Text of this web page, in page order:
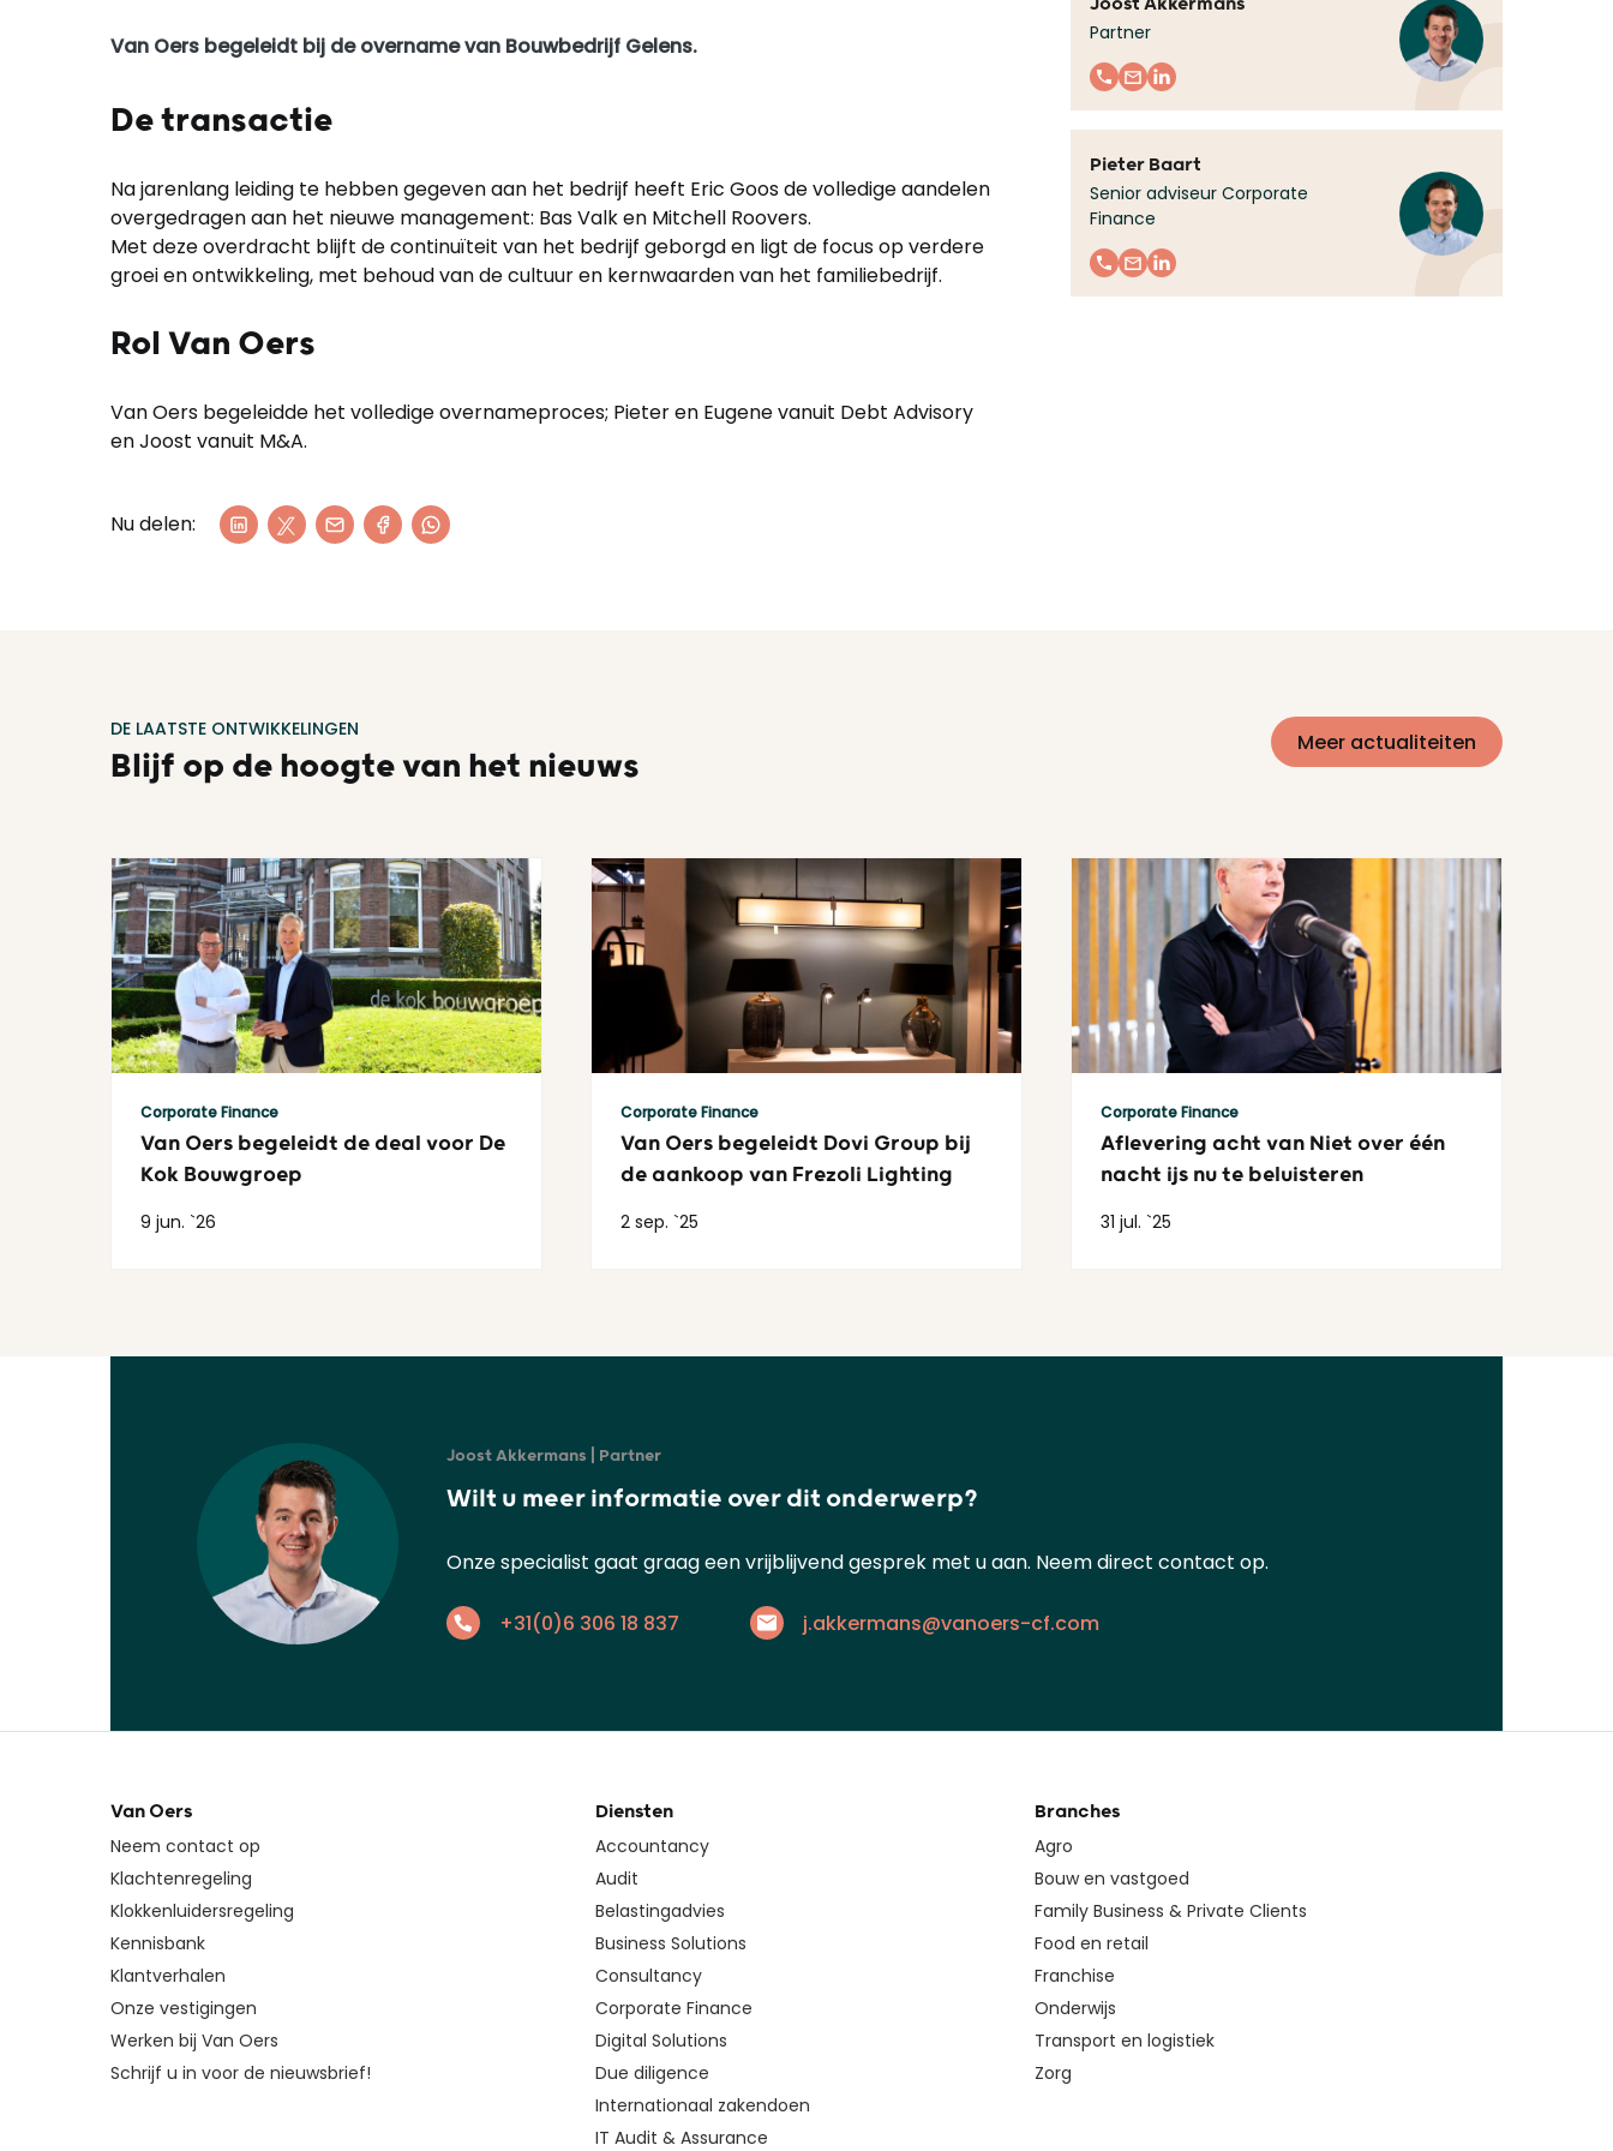
Van Oers begeleidt bij de overname van Bouwbedrijf Gelens.
De transactie
Na jarenlang leiding te hebben gegeven aan het bedrijf heeft Eric Goos de volledige aandelen
overgedragen aan het nieuwe management: Bas Valk en Mitchell Roovers.
Met deze overdracht blijft de continuïteit van het bedrijf geborgd en ligt de focus op verdere
groei en ontwikkeling, met behoud van de cultuur en kernwaarden van het familiebedrijf.
Rol Van Oers
Van Oers begeleidde het volledige overnameproces; Pieter en Eugene vanuit Debt Advisory
en Joost vanuit M&A.
Partner
Pieter Baart
Senior adviseur Corporate
Finance
Nu delen:
Verzenden
DE LAATSTE ONTWIKKELINGEN
Blijf op de hoogte van het nieuws
Meer actualiteiten
Corporate Finance
Van Oers begeleidt de deal voor De
Kok Bouwgroep
9 jun. `26
Corporate Finance
Van Oers begeleidt Dovi Group bij
de aankoop van Frezoli Lighting
2 sep. `25
Corporate Finance
Aflevering acht van Niet over één
nacht ijs nu te beluisteren
31 jul. `25
Joost Akkermans | Partner
Wilt u meer informatie over dit onderwerp?
Onze specialist gaat graag een vrijblijvend gesprek met u aan. Neem direct contact op.
+31(0)6 306 18 837 j.akkermans@vanoers-cf.com
Van Oers
Neem contact op
Klachtenregeling
Klokkenluidersregeling
Kennisbank
Klantverhalen
Onze vestigingen
Werken bij Van Oers
Schrijf u in voor de nieuwsbrief!
Diensten
Accountancy
Audit
Belastingadvies
Business Solutions
Consultancy
Corporate Finance
Digital Solutions
Due diligence
Internationaal zakendoen
IT Audit & Assurance
Branches
Agro
Bouw en vastgoed
Family Business & Private Clients
Food en retail
Franchise
Onderwijs
Transport en logistiek
Zorg